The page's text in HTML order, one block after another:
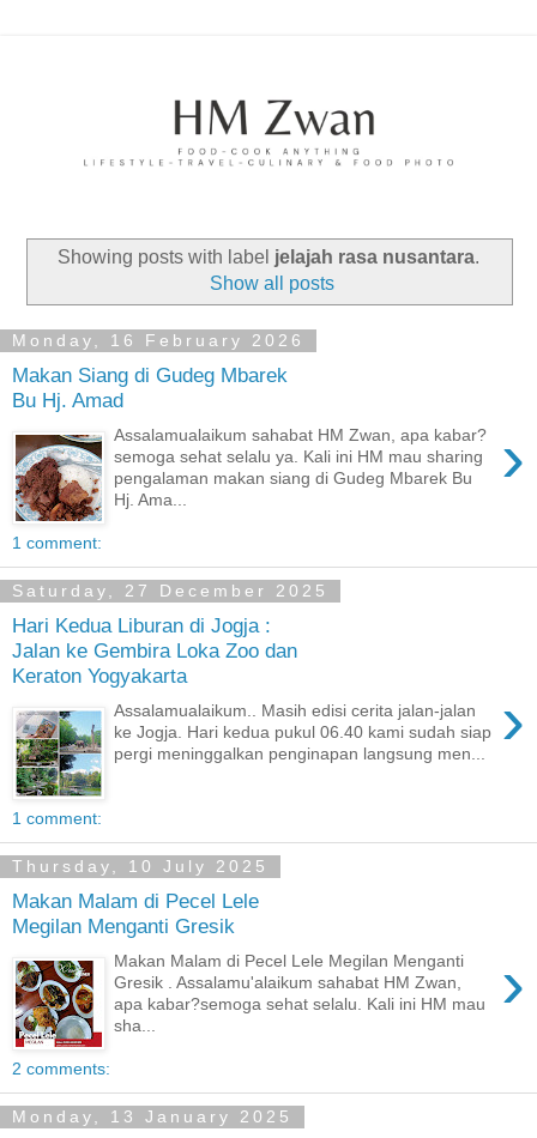
Showing posts with label jelajah rasa nusantara.
Show all posts
Monday, 16 February 2026
Makan Siang di Gudeg Mbarek
Bu Hj. Amad
›
Assalamualaikum sahabat HM Zwan, apa kabar?
semoga sehat selalu ya. Kali ini HM mau sharing
pengalaman makan siang di Gudeg Mbarek Bu
Hj. Ama...
1 comment:
Saturday, 27 December 2025
Hari Kedua Liburan di Jogja :
Jalan ke Gembira Loka Zoo dan
Keraton Yogyakarta
›
Assalamualaikum.. Masih edisi cerita jalan-jalan
ke Jogja. Hari kedua pukul 06.40 kami sudah siap
pergi meninggalkan penginapan langsung men...
1 comment:
Thursday, 10 July 2025
Makan Malam di Pecel Lele
Megilan Menganti Gresik
›
Makan Malam di Pecel Lele Megilan Menganti
Gresik . Assalamu'alaikum sahabat HM Zwan,
apa kabar?semoga sehat selalu. Kali ini HM mau
sha...
2 comments:
Monday, 13 January 2025